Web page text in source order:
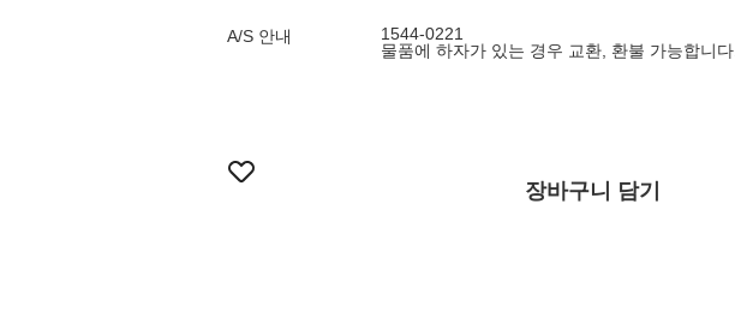
A/S 안내
1544-0221
물품에 하자가 있는 경우 교환, 환불 가능합니다.
장바구니 담기